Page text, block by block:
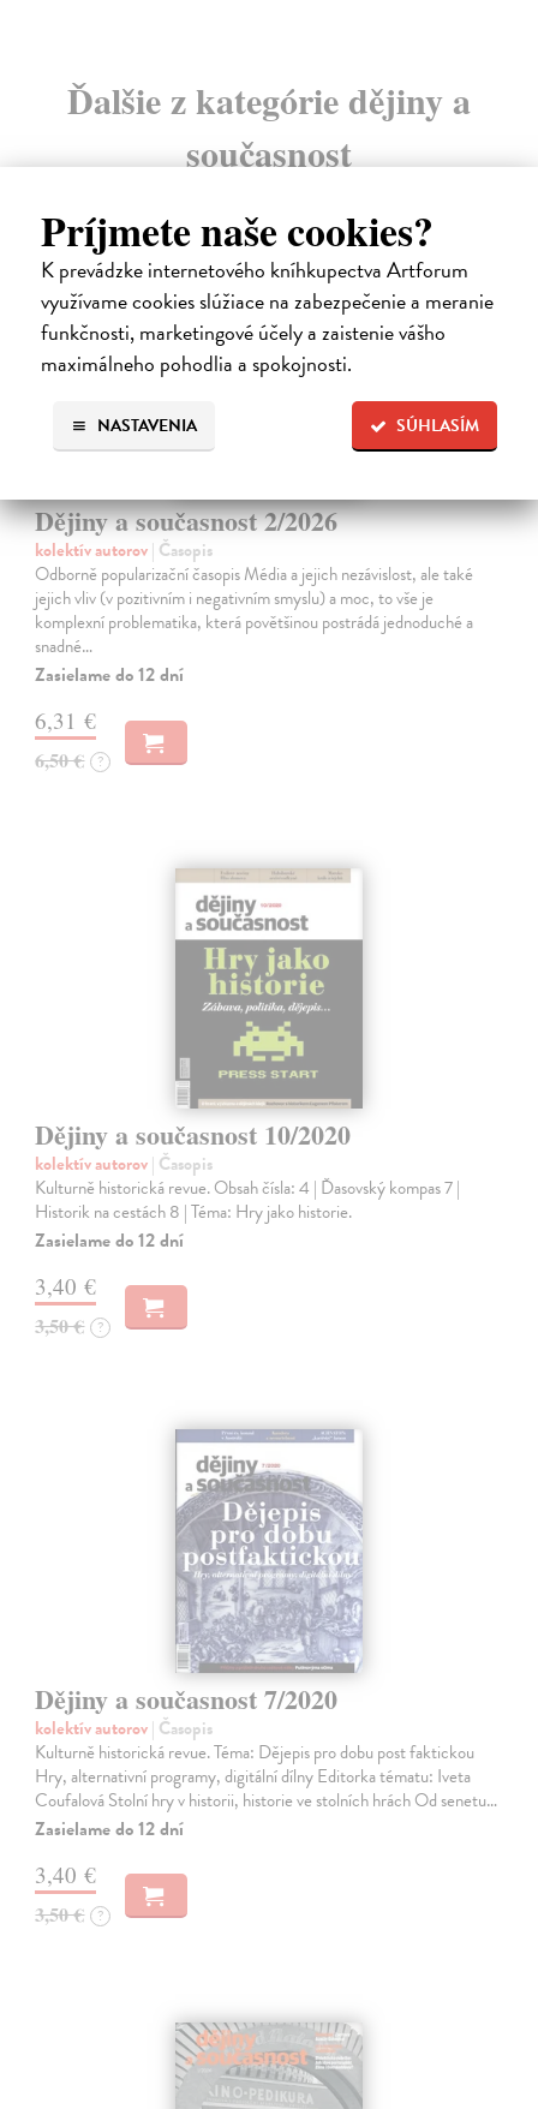
Príjmete naše cookies?
K prevádzke internetového kníhkupectva Artforum
využívame cookies slúžiace na zabezpečenie a meranie
funkčnosti, marketingové účely a zaistenie vášho
maximálneho pohodlia a spokojnosti.
SÚHLASÍM
NASTAVENIA
Ďalšie z kategórie dějiny a
současnost
Dějiny a současnost 2/2026
kolektív autorov| Časopis
Odborně popularizační časopis Média a jejich nezávislost, ale také
jejich vliv (v pozitivním i negativním smyslu) a moc, to vše je
komplexní problematika, která povětšinou postrádá jednoduché a
snadné…
Zasielame do 12 dní
6,31 €
6,50 € ?
Dějiny a současnost 10/2020
kolektív autorov| Časopis
Kulturně historická revue. Obsah čísla: 4 | Ďasovský kompas 7 |
Historik na cestách 8 | Téma: Hry jako historie.
Zasielame do 12 dní
3,40 €
3,50 € ?
Dějiny a současnost 7/2020
kolektív autorov| Časopis
Kulturně historická revue. Téma: Dějepis pro dobu post faktickou
Hry, alternativní programy, digitální dílny Editorka tématu: Iveta
Coufalová Stolní hry v historii, historie ve stolních hrách Od senetu…
Zasielame do 12 dní
3,40 €
3,50 € ?